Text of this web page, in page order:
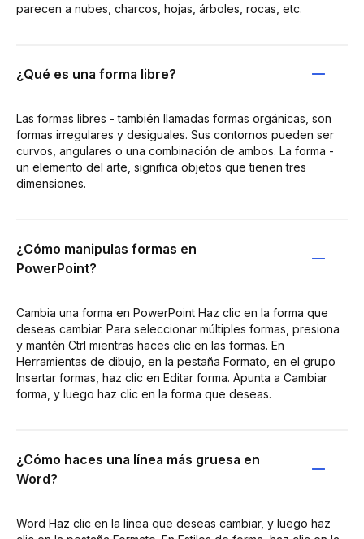
parecen a nubes, charcos, hojas, árboles, rocas, etc.
¿Qué es una forma libre?
Las formas libres - también llamadas formas orgánicas, son
formas irregulares y desiguales. Sus contornos pueden ser
curvos, angulares o una combinación de ambos. La forma -
un elemento del arte, significa objetos que tienen tres
dimensiones.
¿Cómo manipulas formas en
PowerPoint?
Cambia una forma en PowerPoint Haz clic en la forma que
deseas cambiar. Para seleccionar múltiples formas, presiona
y mantén Ctrl mientras haces clic en las formas. En
Herramientas de dibujo, en la pestaña Formato, en el grupo
Insertar formas, haz clic en Editar forma. Apunta a Cambiar
forma, y luego haz clic en la forma que deseas.
¿Cómo haces una línea más gruesa en
Word?
Word Haz clic en la línea que deseas cambiar, y luego haz